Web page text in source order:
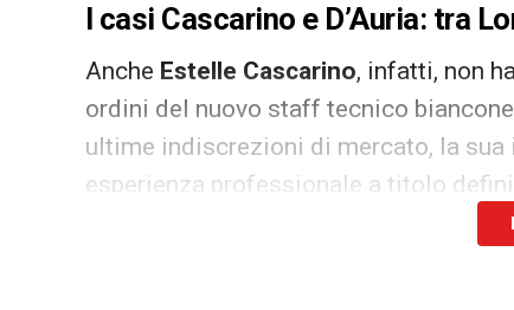
I casi Cascarino e D’Auria: tra
Anche Estelle Cascarino, infatti, non
ordini del nuovo staff tecnico
ultime indiscrezioni di mercato, la
esperienza professionale a titolo
quale ha appena concluso una